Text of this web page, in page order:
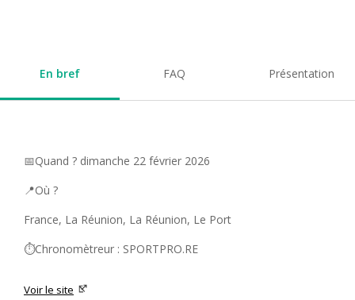
En bref FAQ Présentation
📅Quand ? dimanche 22 février 2026
📍Où ?
France, La Réunion, La Réunion, Le Port
⏱️Chronomètreur : SPORTPRO.RE
Voir le site